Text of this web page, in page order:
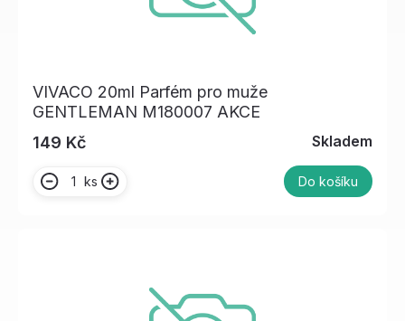
VIVACO 20ml Parfém pro muže
GENTLEMAN M180007 AKCE
149 Kč
Skladem
ks Do košíku